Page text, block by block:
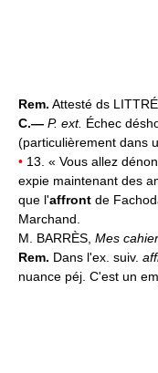
Rem. Attesté ds LITTRÉ,
C.— P. ext. Échec
(particulièrement dans
• 13. « Vous allez
expie maintenant des
que l'affront de
Marchand.
M. BARRÈS, Mes
Rem. Dans l'ex. suiv.
nuance péj. C'est un